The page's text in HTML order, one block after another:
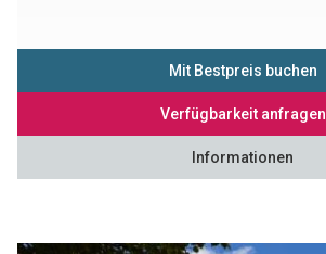
Mit Bestpreis buchen
Verfügbarkeit anfragen
Informationen